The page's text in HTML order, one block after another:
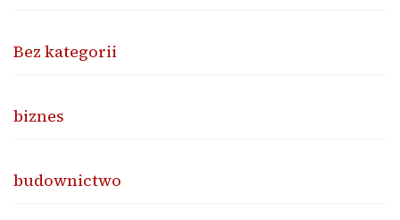
Bez kategorii
biznes
budownictwo